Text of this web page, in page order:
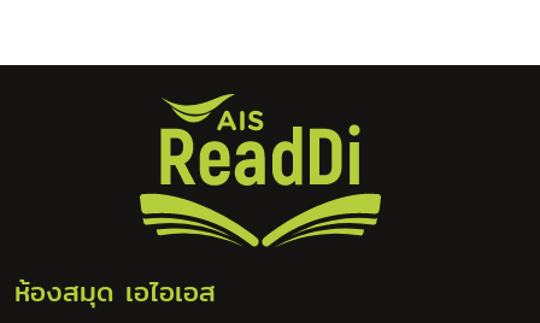
ห้องสมุด เอไอเอส